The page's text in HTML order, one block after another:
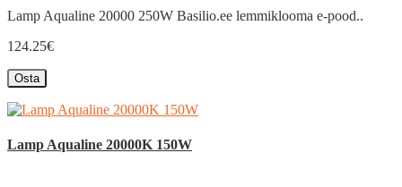
Lamp Aqualine 20000 250W Basilio.ee lemmiklooma e-pood..
124.25€
Osta
Lamp Aqualine 20000K 150W